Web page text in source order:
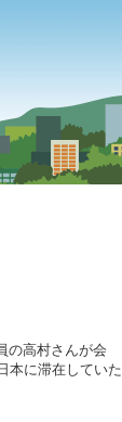
の高村さんが会
本に滞在していた